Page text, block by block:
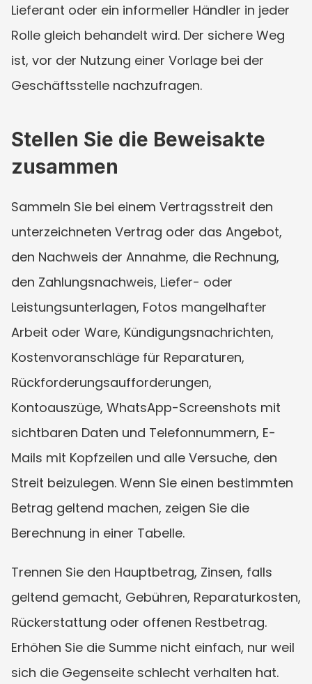
Lieferant oder ein informeller Händler in jeder
Rolle gleich behandelt wird. Der sichere Weg
ist, vor der Nutzung einer Vorlage bei der
Geschäftsstelle nachzufragen.
Stellen Sie die Beweisakte
zusammen
Sammeln Sie bei einem Vertragsstreit den
unterzeichneten Vertrag oder das Angebot,
den Nachweis der Annahme, die Rechnung,
den Zahlungsnachweis, Liefer- oder
Leistungsunterlagen, Fotos mangelhafter
Arbeit oder Ware, Kündigungsnachrichten,
Kostenvoranschläge für Reparaturen,
Rückforderungsaufforderungen,
Kontoauszüge, WhatsApp-Screenshots mit
sichtbaren Daten und Telefonnummern, E-
Mails mit Kopfzeilen und alle Versuche, den
Streit beizulegen. Wenn Sie einen bestimmten
Betrag geltend machen, zeigen Sie die
Berechnung in einer Tabelle.
Trennen Sie den Hauptbetrag, Zinsen, falls
geltend gemacht, Gebühren, Reparaturkosten,
Rückerstattung oder offenen Restbetrag.
Erhöhen Sie die Summe nicht einfach, nur weil
sich die Gegenseite schlecht verhalten hat.